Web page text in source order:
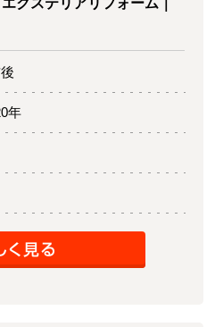
年